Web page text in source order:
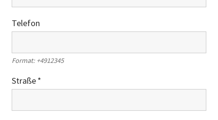
Telefon
Format: +4912345
Straße